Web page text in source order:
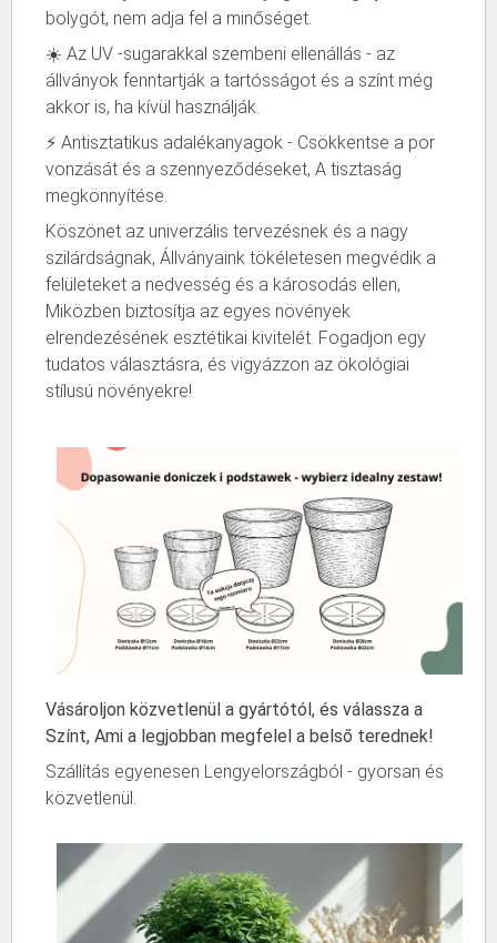
bolygót, nem adja fel a minőséget.
☀️ Az UV -sugarakkal szembeni ellenállás - az
állványok fenntartják a tartósságot és a színt még
akkor is, ha kívül használják.
⚡ Antisztatikus adalékanyagok - Csökkentse a por
vonzását és a szennyeződéseket, A tisztaság
megkönnyítése.
Köszönet az univerzális tervezésnek és a nagy
szilárdságnak, Állványaink tökéletesen megvédik a
felületeket a nedvesség és a károsodás ellen,
Miközben biztosítja az egyes növények
elrendezésének esztétikai kivitelét. Fogadjon egy
tudatos választásra, és vigyázzon az ökológiai
stílusú növényekre!
Vásároljon közvetlenül a gyártótól, és válassza a
Színt, Ami a legjobban megfelel a belső terednek!
Szállítás egyenesen Lengyelországból - gyorsan és
közvetlenül.